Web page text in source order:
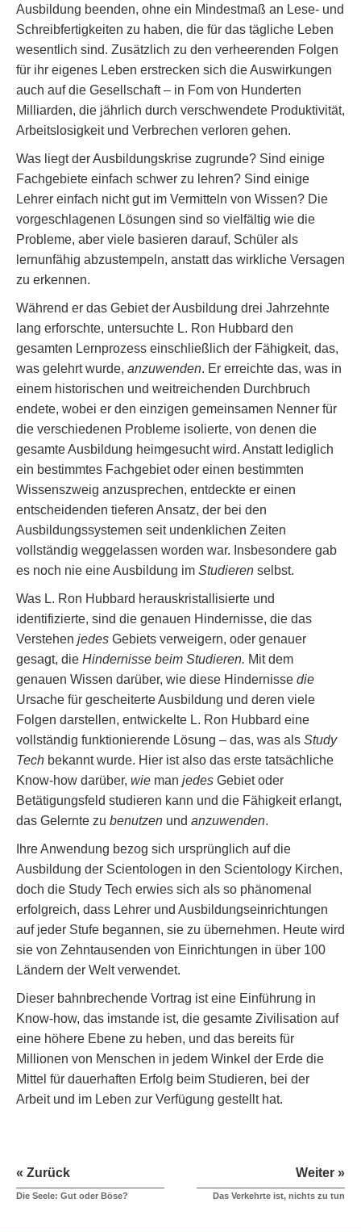
Ausbildung beenden, ohne ein Mindestmaß an Lese- und
Schreibfertigkeiten zu haben, die für das tägliche Leben
wesentlich sind. Zusätzlich zu den verheerenden Folgen
für ihr eigenes Leben erstrecken sich die Auswirkungen
auch auf die Gesellschaft – in Fom von Hunderten
Milliarden, die jährlich durch verschwendete Produktivität,
Arbeitslosigkeit und Verbrechen verloren gehen.
Was liegt der Ausbildungskrise zugrunde? Sind einige
Fachgebiete einfach schwer zu lehren? Sind einige
Lehrer einfach nicht gut im Vermitteln von Wissen? Die
vorgeschlagenen Lösungen sind so vielfältig wie die
Probleme, aber viele basieren darauf, Schüler als
lernunfähig abzustempeln, anstatt das wirkliche Versagen
zu erkennen.
Während er das Gebiet der Ausbildung drei Jahrzehnte
lang erforschte, untersuchte L. Ron Hubbard den
gesamten Lernprozess einschließlich der Fähigkeit, das,
was gelehrt wurde, anzuwenden. Er erreichte das, was in
einem historischen und weitreichenden Durchbruch
endete, wobei er den einzigen gemeinsamen Nenner für
die verschiedenen Probleme isolierte, von denen die
gesamte Ausbildung heimgesucht wird. Anstatt lediglich
ein bestimmtes Fachgebiet oder einen bestimmten
Wissenszweig anzusprechen, entdeckte er einen
entscheidenden tieferen Ansatz, der bei den
Ausbildungssystemen seit undenklichen Zeiten
vollständig weggelassen worden war. Insbesondere gab
es noch nie eine Ausbildung im Studieren selbst.
Was L. Ron Hubbard herauskristallisierte und
identifizierte, sind die genauen Hindernisse, die das
Verstehen jedes Gebiets verweigern, oder genauer
gesagt, die Hindernisse beim Studieren. Mit dem
genauen Wissen darüber, wie diese Hindernisse die
Ursache für gescheiterte Ausbildung und deren viele
Folgen darstellen, entwickelte L. Ron Hubbard eine
vollständig funktionierende Lösung – das, was als Study
Tech bekannt wurde. Hier ist also das erste tatsächliche
Know-how darüber, wie man jedes Gebiet oder
Betätigungsfeld studieren kann und die Fähigkeit erlangt,
das Gelernte zu benutzen und anzuwenden.
Ihre Anwendung bezog sich ursprünglich auf die
Ausbildung der Scientologen in den Scientology Kirchen,
doch die Study Tech erwies sich als so phänomenal
erfolgreich, dass Lehrer und Ausbildungseinrichtungen
auf jeder Stufe begannen, sie zu übernehmen. Heute wird
sie von Zehntausenden von Einrichtungen in über 100
Ländern der Welt verwendet.
Dieser bahnbrechende Vortrag ist eine Einführung in
Know-how, das imstande ist, die gesamte Zivilisation auf
eine höhere Ebene zu heben, und das bereits für
Millionen von Menschen in jedem Winkel der Erde die
Mittel für dauerhaften Erfolg beim Studieren, bei der
Arbeit und im Leben zur Verfügung gestellt hat.
« Zurück
Die Seele: Gut oder Böse?
Weiter »
Das Verkehrte ist, nichts zu tun